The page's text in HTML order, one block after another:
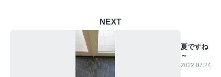
NEXT
夏ですね
～
2022.07.24